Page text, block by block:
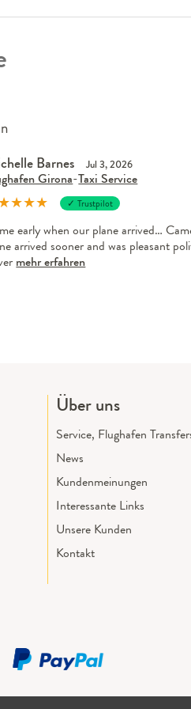
Barnes Jul 3, 2026
Girona-Taxi Service
★★★ ✓ Trustpilot
early when our plane arrived…
arrived sooner and was pleasant
mehr erfahren
Über uns
Service, Flughafen
News
Kundenmeinungen
Interessante Links
Unsere Kunden
Kontakt